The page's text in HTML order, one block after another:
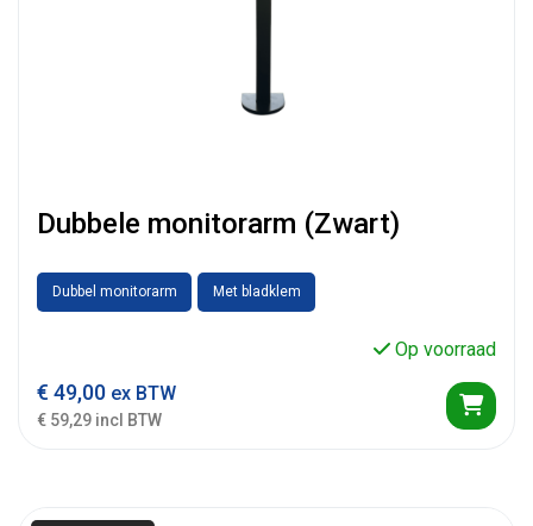
Dubbele monitorarm (Zwart)
Dubbel monitorarm Met bladklem
Op voorraad
€ 49,00 ex BTW
€ 59,29 incl BTW